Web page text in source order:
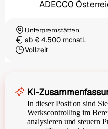
ADECCO
Ortschaft
Unterpremstätten
Gehaltab € 4.500 monatl.
Beschäftigungsart
Vollzeit
KI-
In dieser Position sind
Werkscontrolling im
analysieren und steuern